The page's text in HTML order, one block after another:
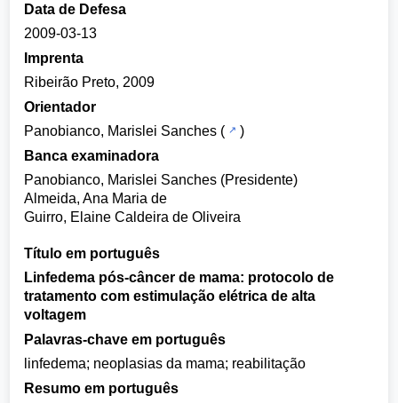
Data de Defesa
2009-03-13
Imprenta
Ribeirão Preto, 2009
Orientador
Panobianco, Marislei Sanches (
)
Banca examinadora
Panobianco, Marislei Sanches (Presidente)
Almeida, Ana Maria de
Guirro, Elaine Caldeira de Oliveira
Título em português
Linfedema pós-câncer de mama: protocolo de
tratamento com estimulação elétrica de alta
voltagem
Palavras-chave em português
linfedema; neoplasias da mama; reabilitação
Resumo em português